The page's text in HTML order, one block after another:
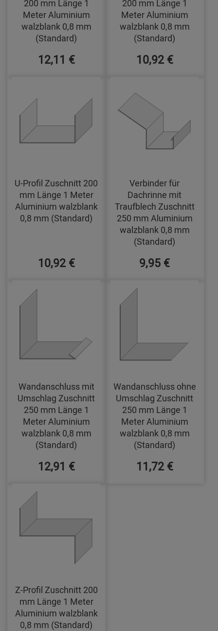
200 mm Länge 1
Meter Aluminium
walzblank 0,8 mm
(Standard)
12,11 €
200 mm Länge 1
Meter Aluminium
walzblank 0,8 mm
(Standard)
10,92 €
U-Profil Zuschnitt 200
mm Länge 1 Meter
Aluminium walzblank
0,8 mm (Standard)
10,92 €
Verbinder für
Dachrinne mit
Traufblech Zuschnitt
250 mm Aluminium
walzblank 0,8 mm
(Standard)
9,95 €
Wandanschluss mit
Umschlag Zuschnitt
250 mm Länge 1
Meter Aluminium
walzblank 0,8 mm
(Standard)
12,91 €
Wandanschluss ohne
Umschlag Zuschnitt
250 mm Länge 1
Meter Aluminium
walzblank 0,8 mm
(Standard)
11,72 €
Z-Profil Zuschnitt 200
mm Länge 1 Meter
Aluminium walzblank
0,8 mm (Standard)